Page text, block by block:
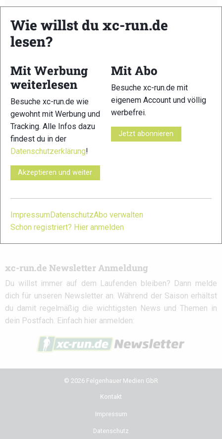
xc-run.de ist DAS deutschsprachige Trailrunning-Portal mit
Trailrunning-Community und allem was du sonst noch über
deine Lieblingssportart wissen solltest.
ObTrailrunning-Anfänger oder Profi-Sportler, wir haben
immer ein offenes Ohr für dich! Du kannst uns jederzeit über
dasKontaktformularerreichen.
facebookinstagramyoutube
xc-run.de Newsletter Anmeldung
Du willst immer auf dem Laufenden bleiben? Dann melde
dich für unseren Newsletter an. Während der Saison erhältst
du damit regelmäßig die wichtigsten News und Themen in
dein Postfach. Einfach hier anmelden:
© 2026 Felgenhauer Medien GbR
Kontakt
Impressum
Datenschutz
Wie willst du xc-run.de
lesen?
Mit Werbung
weiterlesen
Besuche xc-run.de wie
gewohnt mit Werbung und
Tracking. Alle Infos dazu
findest du in der
Datenschutzerklärung!
Akzeptieren und weiter
Mit Abo
Besuche xc-run.de mit
eigenem Account und völlig
werbefrei.
Jetzt abonnieren
Impressum DatenschutzAbo verwalten
Schon registriert? Hier anmelden